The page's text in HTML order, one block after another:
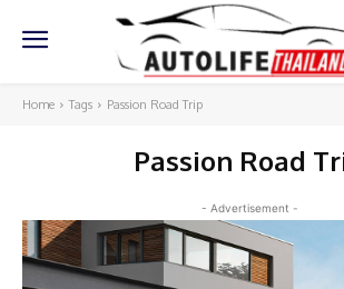
Home Tags Passion Road Trip
Passion Road
- Advertisement -